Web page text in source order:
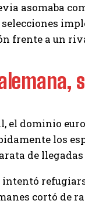
asomaba
frente a un
el dominio
los
de
intentó
cortó de